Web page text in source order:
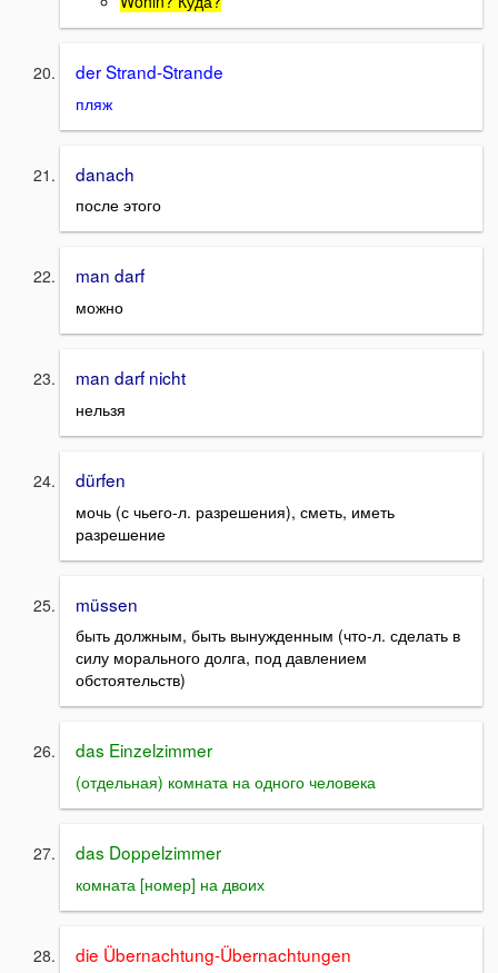
der Strand-Strande
пляж
danach
после этого
man darf
можно
man darf nicht
нельзя
dürfen
мочь (с чьего-л. разрешения), сметь, иметь
разрешение
müssen
быть должным, быть вынужденным (что-л. сделать в
силу морального долга, под давлением
обстоятельств)
das Einzelzimmer
(отдельная) комната на одного человека
das Doppelzimmer
комната [номер] на двоих
die Übernachtung-Übernachtungen